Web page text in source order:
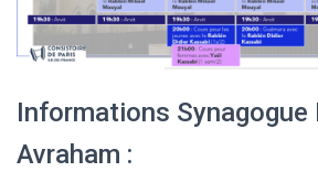
Informations Synagogue
Avraham :